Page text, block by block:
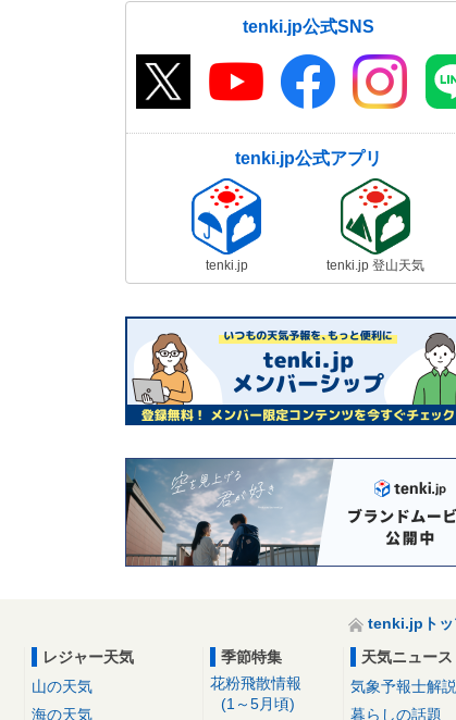
tenki.jp公式SNS
tenki.jp公式アプリ
tenki.jp tenki.jp 登山天気
tenki.jpトッ
レジャー天気
山の天気
海の天気
季節特集
花粉飛散情報
(1～5月頃)
天気ニュース
気象予報士解説
暮らしの話題